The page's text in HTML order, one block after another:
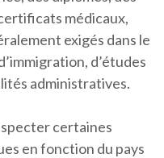
médicaux,
exigés dans le
d’études
administratives.
certaines
en fonction du pays